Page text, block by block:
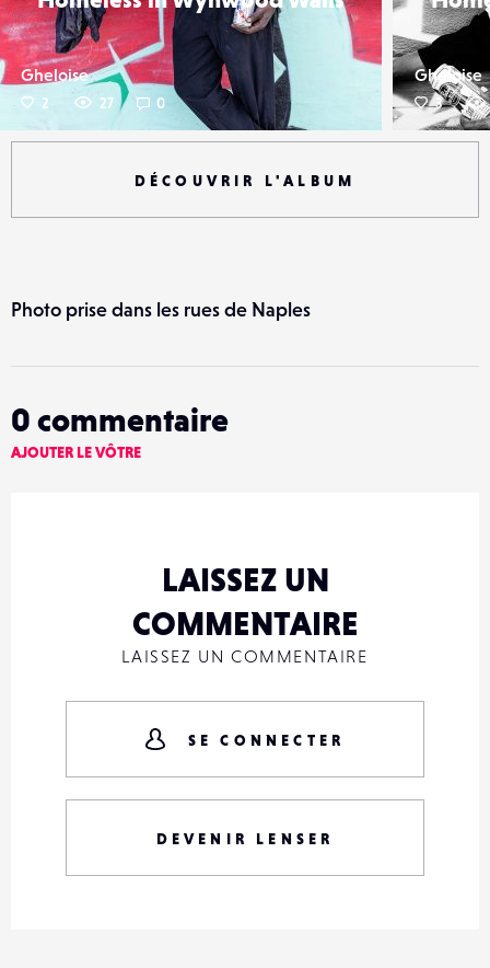
Gheloise
2 27 0
Gheloise
3
DÉCOUVRIR L'ALBUM
Photo prise dans les rues de Naples
0 commentaire
AJOUTER LE VÔTRE
LAISSEZ UN
COMMENTAIRE
LAISSEZ UN COMMENTAIRE
SE CONNECTER
DEVENIR LENSER